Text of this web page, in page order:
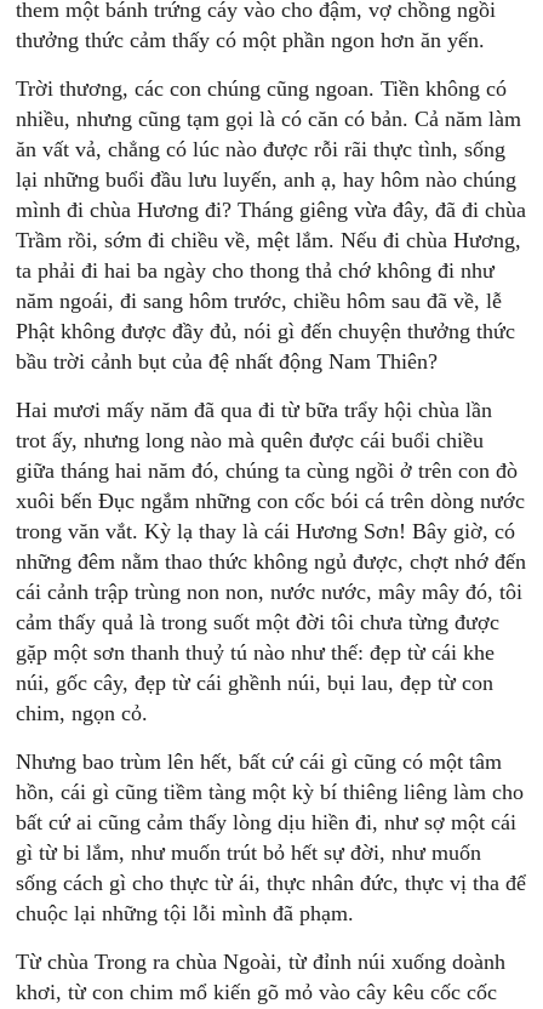
them một bánh trứng cáy vào cho đậm, vợ chồng ngồi
thưởng thức cảm thấy có một phần ngon hơn ăn yến.
Trời thương, các con chúng cũng ngoan. Tiền không có
nhiều, nhưng cũng tạm gọi là có căn có bản. Cả năm làm
ăn vất vả, chẳng có lúc nào được rỗi rãi thực tình, sống
lại những buổi đầu lưu luyến, anh ạ, hay hôm nào chúng
mình đi chùa Hương đi? Tháng giêng vừa đây, đã đi chùa
Trầm rồi, sớm đi chiều về, mệt lắm. Nếu đi chùa Hương,
ta phải đi hai ba ngày cho thong thả chớ không đi như
năm ngoái, đi sang hôm trước, chiều hôm sau đã về, lễ
Phật không được đầy đủ, nói gì đến chuyện thưởng thức
bầu trời cảnh bụt của đệ nhất động Nam Thiên?
Hai mươi mấy năm đã qua đi từ bữa trẩy hội chùa lần
trot ấy, nhưng long nào mà quên được cái buổi chiều
giữa tháng hai năm đó, chúng ta cùng ngồi ở trên con đò
xuôi bến Đục ngắm những con cốc bói cá trên dòng nước
trong văn vắt. Kỳ lạ thay là cái Hương Sơn! Bây giờ, có
những đêm nằm thao thức không ngủ được, chợt nhớ đến
cái cảnh trập trùng non non, nước nước, mây mây đó, tôi
cảm thấy quả là trong suốt một đời tôi chưa từng được
gặp một sơn thanh thuỷ tú nào như thế: đẹp từ cái khe
núi, gốc cây, đẹp từ cái ghềnh núi, bụi lau, đẹp từ con
chim, ngọn cỏ.
Nhưng bao trùm lên hết, bất cứ cái gì cũng có một tâm
hồn, cái gì cũng tiềm tàng một kỳ bí thiêng liêng làm cho
bất cứ ai cũng cảm thấy lòng dịu hiền đi, như sợ một cái
gì từ bi lắm, như muốn trút bỏ hết sự đời, như muốn
sống cách gì cho thực từ ái, thực nhân đức, thực vị tha để
chuộc lại những tội lỗi mình đã phạm.
Từ chùa Trong ra chùa Ngoài, từ đỉnh núi xuống doành
khơi, từ con chim mổ kiến gõ mỏ vào cây kêu cốc cốc